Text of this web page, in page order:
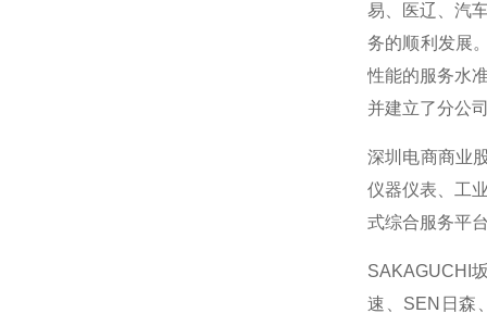
易、医辽、汽
务的顺利发展
性能的服务水
并建立了分公
深圳电商商业
仪器仪表、工
式综合服务平
SAKAGUCHI
速、SEN日森